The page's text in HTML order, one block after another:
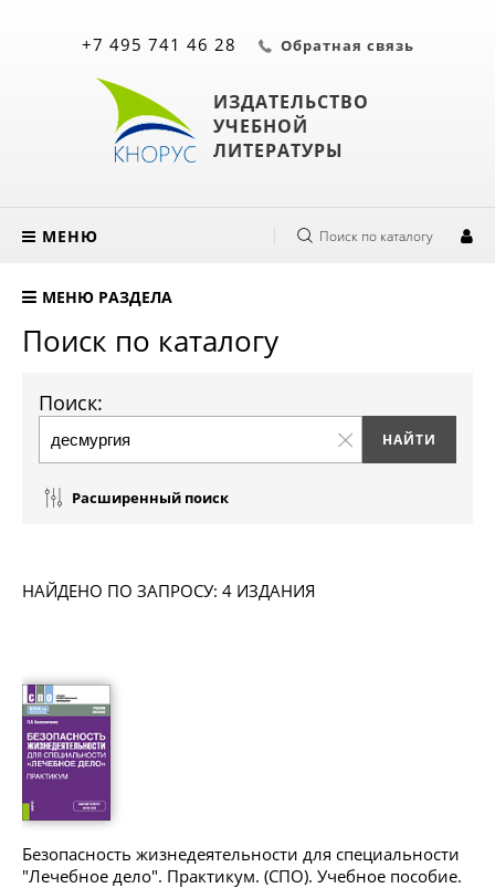
ИЗДАТЕЛЬСТВО
УЧЕБНОЙ
ЛИТЕРАТУРЫ
+7 495 741 46 28 Обратная связь
МЕНЮ Поиск по каталогу
МЕНЮ РАЗДЕЛА
Поиск по каталогу
Поиск:
Расширенный поиск
НАЙДЕНО ПО ЗАПРОСУ: 4 ИЗДАНИЯ
Безопасность жизнедеятельности для специальности
"Лечебное дело". Практикум. (СПО). Учебное пособие.